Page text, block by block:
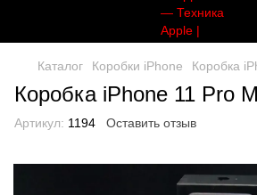
Каталог Коробки iPhone Коробка
Коробка iPhone 11 Pro
Артикул: 1194 Оставить отзыв